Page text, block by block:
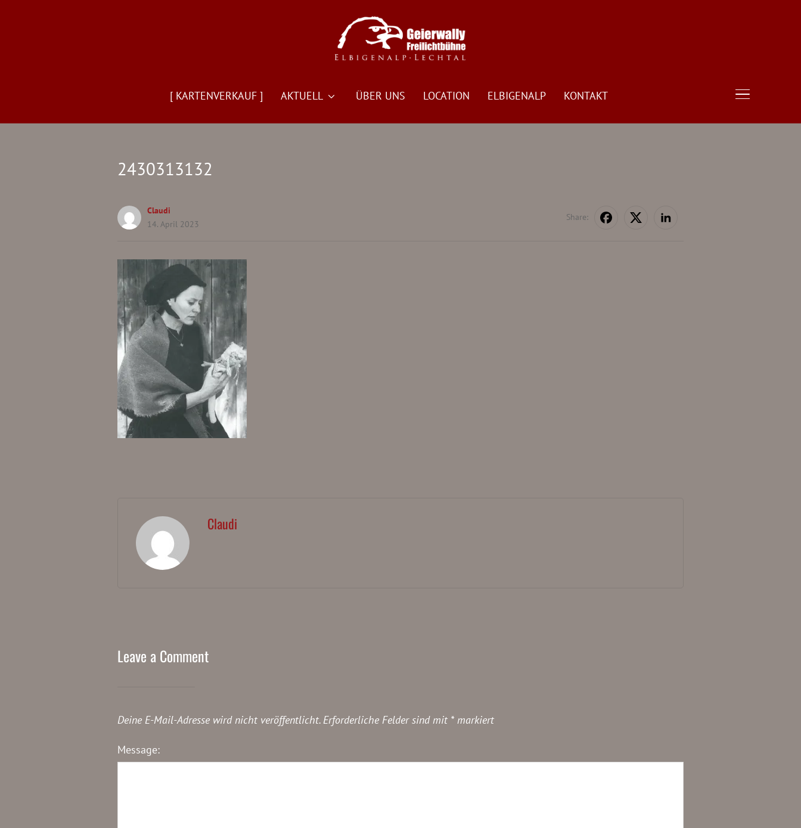
TOGGLE
[ KARTENVERKAUF ] AKTUELL ÜBER UNS LOCATION ELBIGENALP KONTAKT
2430313132
Claudi
14. April 2023
Share:
Claudi
Leave a Comment
Deine E-Mail-Adresse wird nicht veröffentlicht. Erforderliche Felder sind mit * markiert
Message: